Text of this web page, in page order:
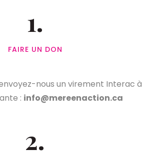
1.
FAIRE UN DON
nous un virement Interac à
: info@mereenaction.ca
2.